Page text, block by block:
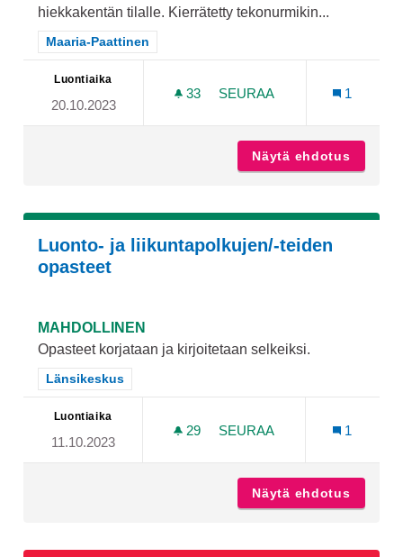
hiekkakentän tilalle. Kierrätetty tekonurmikin...
Rajaa tulokset teeman mukaan: Maaria-Paattinen
Maaria-Paattinen
Luontiaika
20.10.2023
33 33 SEURAAJAA
SEURAA
1
Näytä ehdotus
Luonto- ja liikuntapolkujen/-teiden
opasteet
MAHDOLLINEN
Opasteet korjataan ja kirjoitetaan selkeiksi.
Rajaa tulokset teeman mukaan: Länsikeskus
Länsikeskus
Luontiaika
11.10.2023
29 29 SEURAAJAA
SEURAA
1
Näytä ehdotus